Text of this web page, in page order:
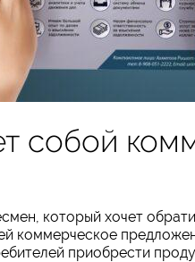
собой
который хочет
коммерческое
приобрести